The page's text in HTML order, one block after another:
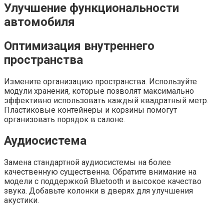
Улучшение функциональности
автомобиля
Оптимизация внутреннего
пространства
Измените организацию пространства. Используйте
модули хранения, которые позволят максимально
эффективно использовать каждый квадратный метр.
Пластиковые контейнеры и корзины помогут
организовать порядок в салоне.
Аудиосистема
Замена стандартной аудиосистемы на более
качественную существенна. Обратите внимание на
модели с поддержкой Bluetooth и высокое качество
звука. Добавьте колонки в дверях для улучшения
акустики.